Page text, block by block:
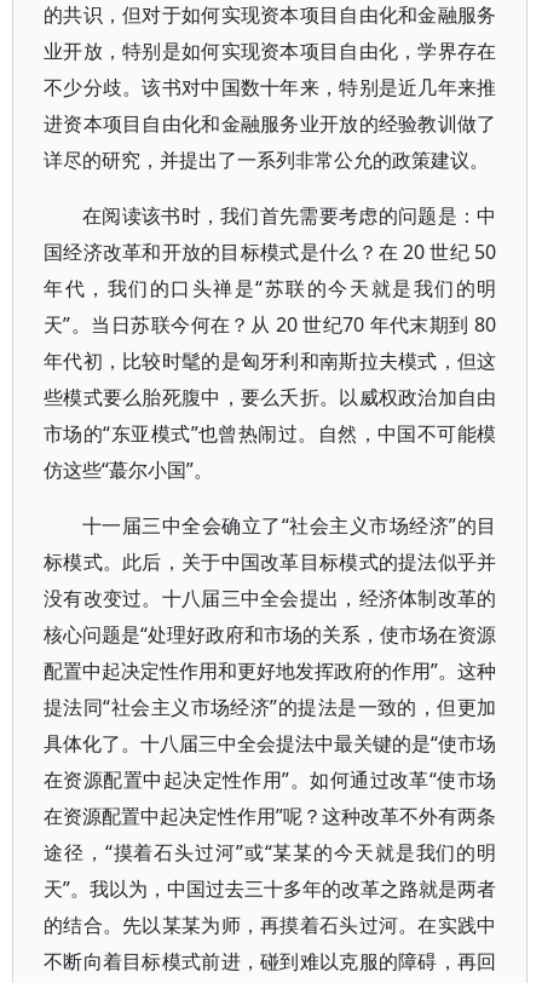
的共识，但对于如何实现资本项目自由化和金融服务
业开放，特别是如何实现资本项目自由化，学界存在
不少分歧。该书对中国数十年来，特别是近几年来推
进资本项目自由化和金融服务业开放的经验教训做了
详尽的研究，并提出了一系列非常公允的政策建议。
在阅读该书时，我们首先需要考虑的问题是：中
国经济改革和开放的目标模式是什么？在 20 世纪 50
年代，我们的口头禅是“苏联的今天就是我们的明
天”。当日苏联今何在？从 20 世纪70 年代末期到 80
年代初，比较时髦的是匈牙利和南斯拉夫模式，但这
些模式要么胎死腹中，要么夭折。以威权政治加自由
市场的“东亚模式”也曾热闹过。自然，中国不可能模
仿这些“蕞尔小国”。
十一届三中全会确立了“社会主义市场经济”的目
标模式。此后，关于中国改革目标模式的提法似乎并
没有改变过。十八届三中全会提出，经济体制改革的
核心问题是“处理好政府和市场的关系，使市场在资源
配置中起决定性作用和更好地发挥政府的作用”。这种
提法同“社会主义市场经济”的提法是一致的，但更加
具体化了。十八届三中全会提法中最关键的是“使市场
在资源配置中起决定性作用”。如何通过改革“使市场
在资源配置中起决定性作用”呢？这种改革不外有两条
途径，“摸着石头过河”或“某某的今天就是我们的明
天”。我以为，中国过去三十多年的改革之路就是两者
的结合。先以某某为师，再摸着石头过河。在实践中
不断向着目标模式前进，碰到难以克服的障碍，再回